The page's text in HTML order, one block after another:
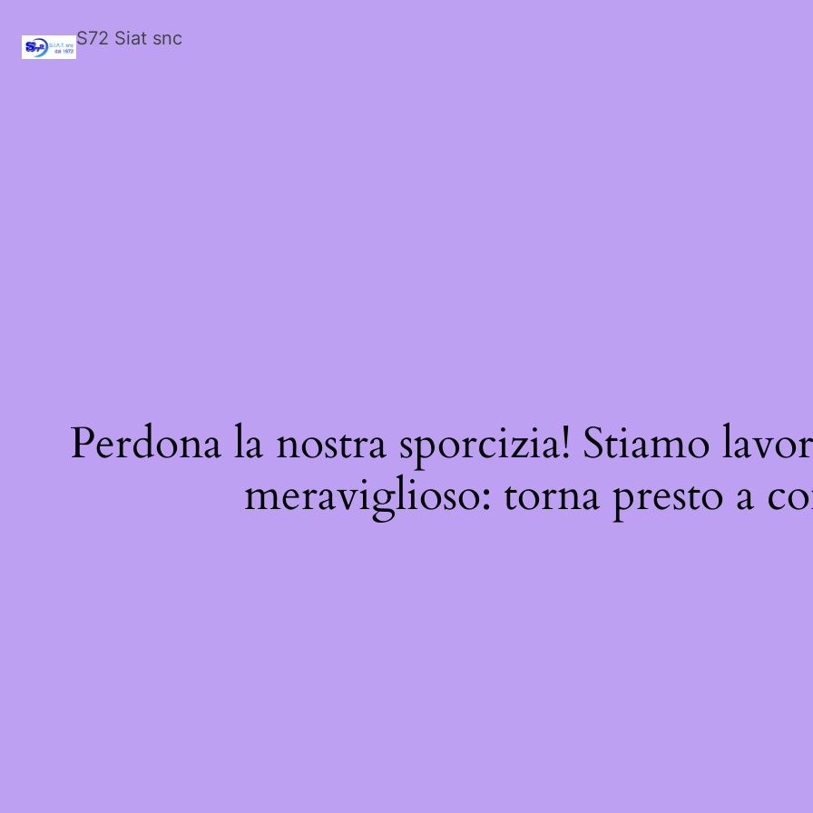
S72 Siat snc
Perdona la nostra sporcizia! Stiamo
meraviglioso: torna presto a